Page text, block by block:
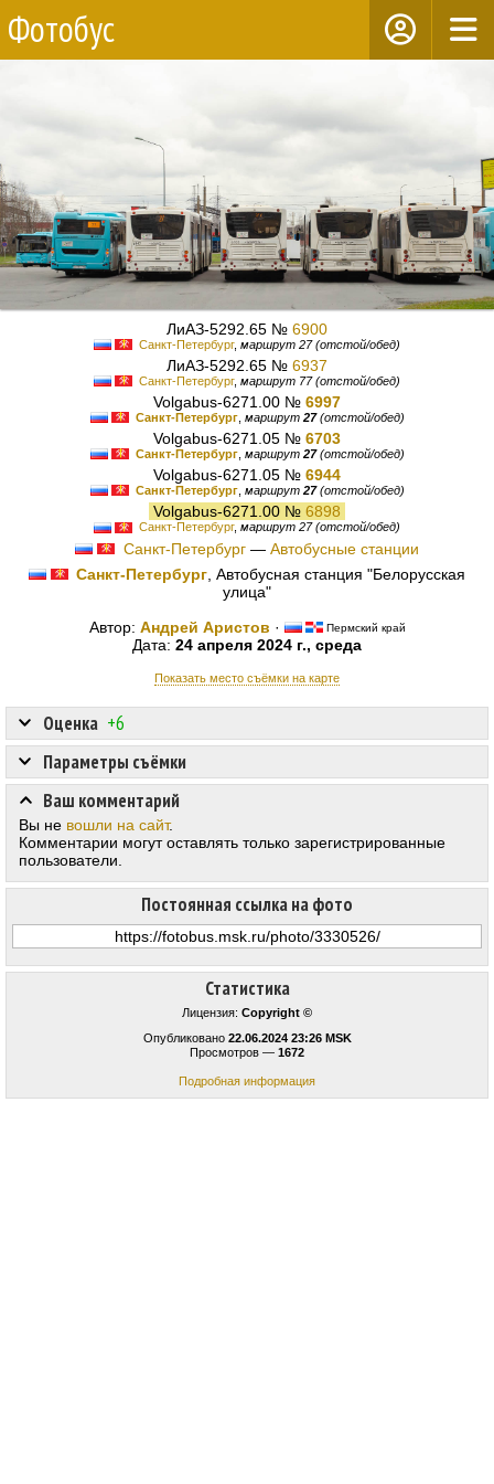
Фотобус
ЛиАЗ-5292.65 № 6900
Санкт-Петербург, маршрут 27 (отстой/обед)
ЛиАЗ-5292.65 № 6937
Санкт-Петербург, маршрут 77 (отстой/обед)
Volgabus-6271.00 № 6997
Санкт-Петербург, маршрут 27(отстой/обед)
Volgabus-6271.05 № 6703
Санкт-Петербург, маршрут 27(отстой/обед)
Volgabus-6271.05 № 6944
Санкт-Петербург, маршрут 27(отстой/обед)
Volgabus-6271.00 № 6898
Санкт-Петербург, маршрут 27 (отстой/обед)
Санкт-Петербург — Автобусные станции
Санкт-Петербург , Автобусная станция "Белорусская
улица"
Автор: Андрей Аристов · Пермский край
Дата: 24 апреля 2024 г., среда
Показать место съёмки на карте
Статистика
Лицензия: Copyright ©
Опубликовано 22.06.2024 23:26 MSK
Просмотров — 1672
Подробная информация
Оценка +6
Постоянная ссылка на фото
Параметры съёмки
Ваш комментарий
Вы не вошли на сайт.
Комментарии могут оставлять только зарегистрированные
пользователи.